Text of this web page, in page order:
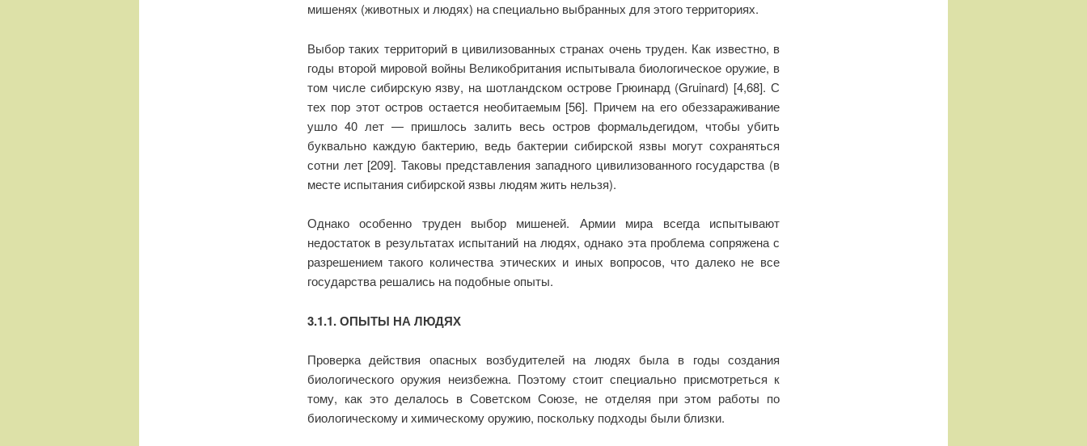
мишенях (животных и людях) на специально выбранных для этого территориях.
Выбор таких территорий в цивилизованных странах очень труден. Как известно, в
годы второй мировой войны Великобритания испытывала биологическое оружие, в
том числе сибирскую язву, на шотландском острове Грюинард (Gruinard) [4,68]. С
тех пор этот остров остается необитаемым [56]. Причем на его обеззараживание
ушло 40 лет — пришлось залить весь остров формальдегидом, чтобы убить
буквально каждую бактерию, ведь бактерии сибирской язвы могут сохраняться
сотни лет [209]. Таковы представления западного цивилизованного государства (в
месте испытания сибирской язвы людям жить нельзя).
Однако особенно труден выбор мишеней. Армии мира всегда испытывают
недостаток в результатах испытаний на людях, однако эта проблема сопряжена с
разрешением такого количества этических и иных вопросов, что далеко не все
государства решались на подобные опыты.
3.1.1. ОПЫТЫ НА ЛЮДЯХ
Проверка действия опасных возбудителей на людях была в годы создания
биологического оружия неизбежна. Поэтому стоит специально присмотреться к
тому, как это делалось в Советском Союзе, не отделяя при этом работы по
биологическому и химическому оружию, поскольку подходы были близки.